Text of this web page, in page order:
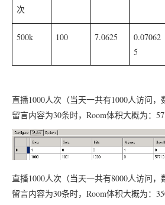
次
500k 100 7.0625
0.07062
5
直播1000人次（当天一共有1000人访问，
留言内容为30条时， Room体积大概为：
直播1000人次（当天一共有8000人访问，
留言内容为30条时， Room体积大概为：